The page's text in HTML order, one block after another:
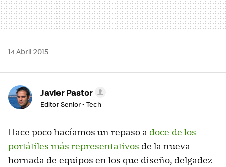
14 Abril 2015
Javier Pastor
Editor Senior - Tech
Hace poco hacíamos un repaso a doce de los
portátiles más representativos de la nueva
hornada de equipos en los que diseño, delgadez